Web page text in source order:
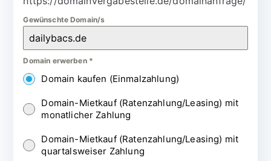
Gewünschte Domain/s
Domain erwerben *
Domain kaufen (Einmalzahlung)
Domain-Mietkauf (Ratenzahlung/Leasing) mit
monatlicher Zahlung
Domain-Mietkauf (Ratenzahlung/Leasing) mit
quartalsweiser Zahlung